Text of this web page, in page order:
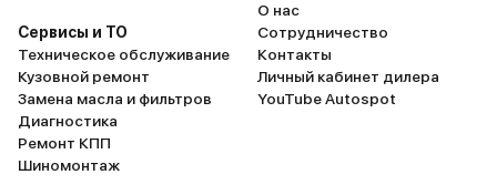
Сервисы и ТО
Техническое обслуживание
Кузовной ремонт
Замена масла и фильтров
Диагностика
Ремонт КПП
Шиномонтаж
О нас
Сотрудничество
Контакты
Личный кабинет дилера
YouTube Autospot